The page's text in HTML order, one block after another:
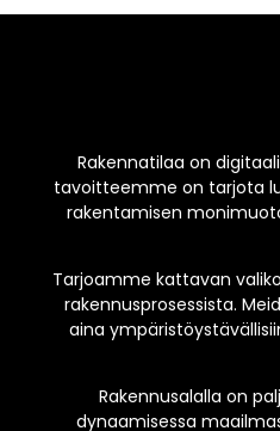
Rakennatilaa on
tavoitteemme on tarjota
rakentamisen
Tarjoamme kattavan
rakennusprosessista.
aina
Rakennusalalla on
dynaamisessa